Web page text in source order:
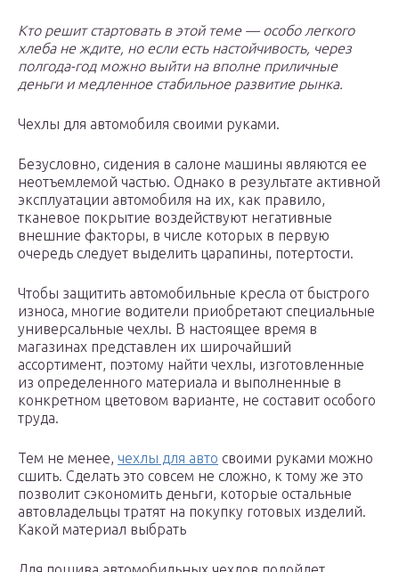
Кто решит стартовать в этой теме — особо легкого
хлеба не ждите, но если есть настойчивость, через
полгода-год можно выйти на вполне приличные
деньги и медленное стабильное развитие рынка.
Чехлы для автомобиля своими руками.
Безусловно, сидения в салоне машины являются ее
неотъемлемой частью. Однако в результате активной
эксплуатации автомобиля на их, как правило,
тканевое покрытие воздействуют негативные
внешние факторы, в числе которых в первую
очередь следует выделить царапины, потертости.
Чтобы защитить автомобильные кресла от быстрого
износа, многие водители приобретают специальные
универсальные чехлы. В настоящее время в
магазинах представлен их широчайший
ассортимент, поэтому найти чехлы, изготовленные
из определенного материала и выполненные в
конкретном цветовом варианте, не составит особого
труда.
Тем не менее, чехлы для авто своими руками можно
сшить. Сделать это совсем не сложно, к тому же это
позволит сэкономить деньги, которые остальные
автовладельцы тратят на покупку готовых изделий.
Какой материал выбрать